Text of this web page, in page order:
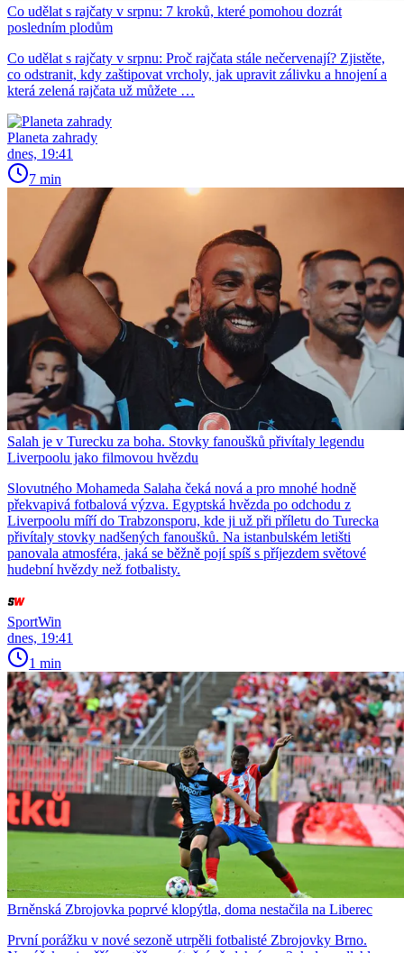
Co udělat s rajčaty v srpnu: 7 kroků, které pomohou dozrát
posledním plodům
Co udělat s rajčaty v srpnu: Proč rajčata stále nečervenají? Zjistěte,
co odstranit, kdy zaštipovat vrcholy, jak upravit zálivku a hnojení a
která zelená rajčata už můžete …
Planeta zahrady
dnes, 19:41
7 min
Salah je v Turecku za boha. Stovky fanoušků přivítaly legendu
Liverpoolu jako filmovou hvězdu
Slovutného Mohameda Salaha čeká nová a pro mnohé hodně
překvapivá fotbalová výzva. Egyptská hvězda po odchodu z
Liverpoolu míří do Trabzonsporu, kde ji už při příletu do Turecka
přivítaly stovky nadšených fanoušků. Na istanbulském letišti
panovala atmosféra, jaká se běžně pojí spíš s příjezdem světové
hudební hvězdy než fotbalisty.
SportWin
dnes, 19:41
1 min
Brněnská Zbrojovka poprvé klopýtla, doma nestačila na Liberec
První porážku v nové sezoně utrpěli fotbalisté Zbrojovky Brno.